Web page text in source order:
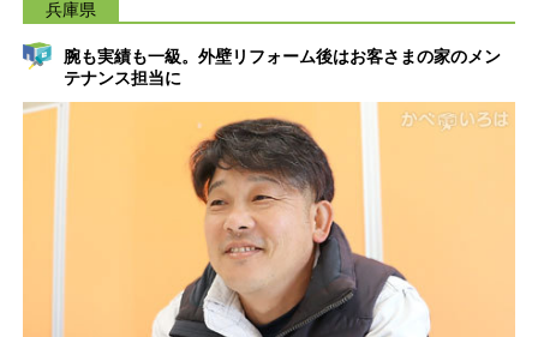
兵庫県
腕も実績も一級。外壁リフォーム後はお客さまの家のメン
テナンス担当に